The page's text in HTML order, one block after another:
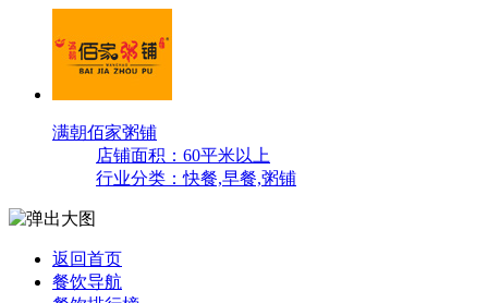
满朝佰家粥铺
店铺面积：60平米以上
行业分类：快餐,早餐,粥铺
返回首页
餐饮导航